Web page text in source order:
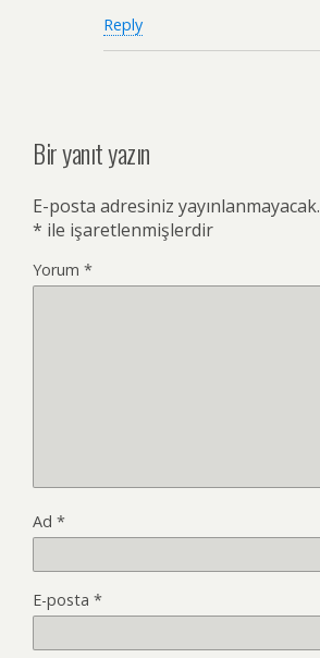
Reply
Bir yanıt yazın
E-posta adresiniz yayınlanmayacak.
* ile işaretlenmişlerdir
Yorum *
Ad *
E-posta *